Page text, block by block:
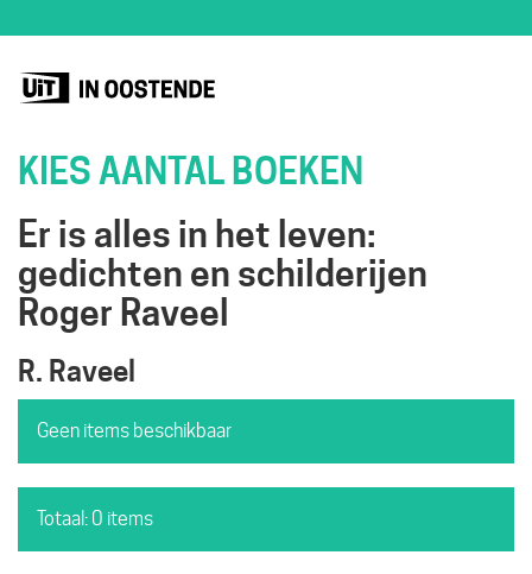
KIES AANTAL BOEKEN
Er is alles in het leven:
gedichten en schilderijen
Roger Raveel
R. Raveel
Geen items beschikbaar
Totaal: 0 items